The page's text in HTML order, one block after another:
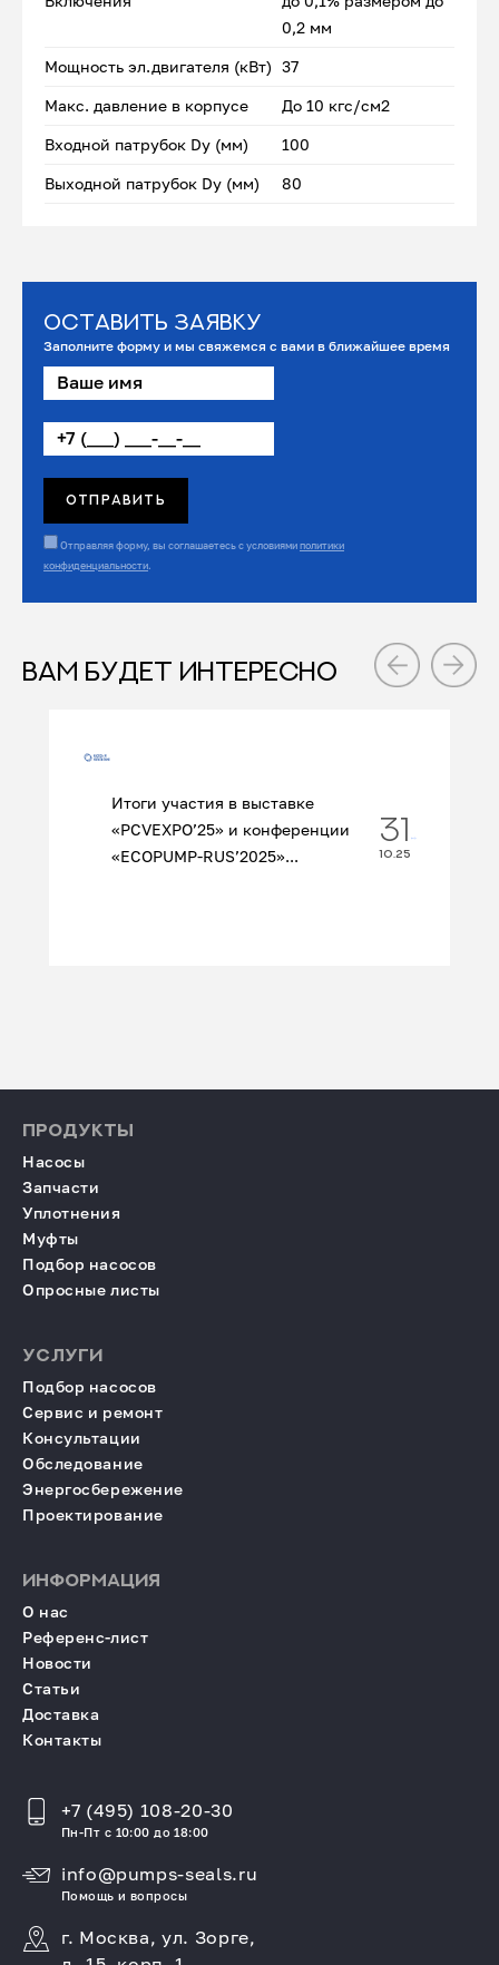
0,2 мм
Мощность эл.двигателя (кВт) 37
Макс. давление в корпусе До 10 кгс/см2
Входной патрубок Dу (мм) 100
Выходной патрубок Dу (мм) 80
Оставить заявку
Заполните форму и мы свяжемся с вами в ближайшее время
Отправляя форму, вы соглашаетесь с условиямиполитики
конфиденциальности.
ВАМ БУДЕТ ИНТЕРЕСНО
Итоги участия в выставке
«PCVEXPO’25» и конференции
«ECOPUMP‑RUS’2025»...
31
10.25
ПРОДУКТЫ
Насосы
Запчасти
Уплотнения
Муфты
Подбор насосов
Опросные листы
УСЛУГИ
Подбор насосов
Сервис и ремонт
Консультации
Обследование
Энергосбережение
Проектирование
ИНФОРМАЦИЯ
О нас
Референс-лист
Новости
Статьи
Доставка
Контакты
+7 (495) 108-20-30
Пн-Пт с 10:00 до 18:00
info@pumps-seals.ru
Помощь и вопросы
г. Москва, ул. Зорге,